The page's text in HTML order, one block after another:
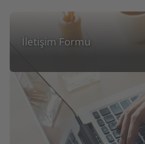
İletişim Formu